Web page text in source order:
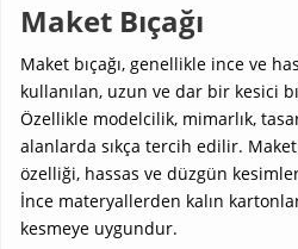
Maket Bıçağı
Maket bıçağı, genellikle ince ve
kullanılan, uzun ve dar bir kesici
Özellikle modelcilik, mimarlık,
alanlarda sıkça tercih edilir. Maket
özelliği, hassas ve düzgün
İnce materyallerden kalın
kesmeye uygundur.